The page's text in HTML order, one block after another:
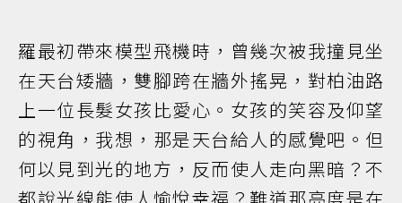
羅最初帶來模型飛機時，曾幾次被我撞見坐
在天台矮牆，雙腳跨在牆外搖晃，對柏油路
上一位長髮女孩比愛心。女孩的笑容及仰望
的視角，我想，那是天台給人的感覺吧。但
何以見到光的地方，反而使人走向黑暗？不